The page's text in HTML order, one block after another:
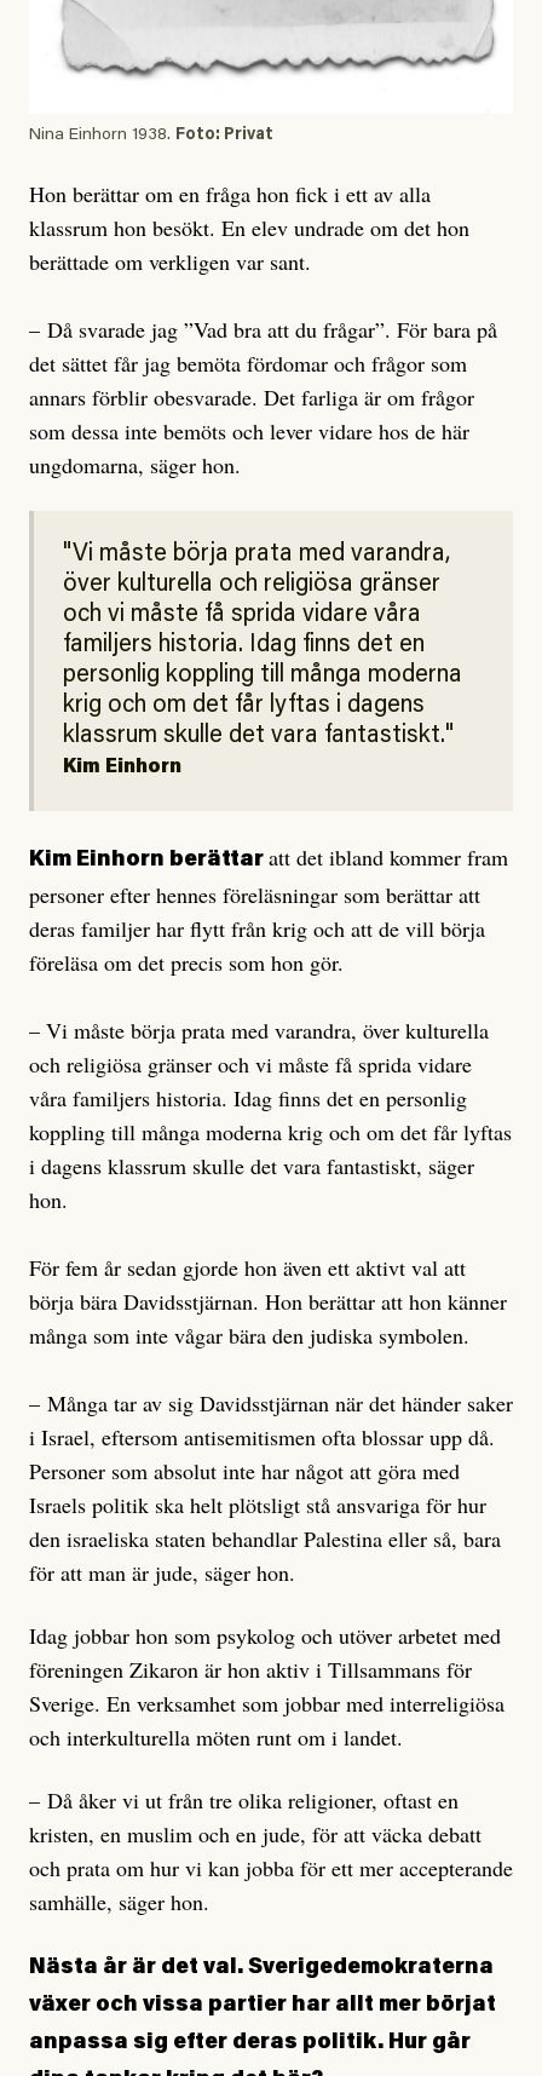
Nina Einhorn 1938. Foto: Privat
Hon berättar om en fråga hon fick i ett av alla
klassrum hon besökt. En elev undrade om det hon
berättade om verkligen var sant.
– Då svarade jag ”Vad bra att du frågar”. För bara på
det sättet får jag bemöta fördomar och frågor som
annars förblir obesvarade. Det farliga är om frågor
som dessa inte bemöts och lever vidare hos de här
ungdomarna, säger hon.
Vi måste börja prata med varandra,
över kulturella och religiösa gränser
och vi måste få sprida vidare våra
familjers historia. Idag finns det en
personlig koppling till många moderna
krig och om det får lyftas i dagens
klassrum skulle det vara fantastiskt.
Kim Einhorn
Kim Einhorn berättar att det ibland kommer fram
personer efter hennes föreläsningar som berättar att
deras familjer har flytt från krig och att de vill börja
föreläsa om det precis som hon gör.
­– Vi måste börja prata med varandra, över kulturella
och religiösa gränser och vi måste få sprida vidare
våra familjers historia. Idag finns det en personlig
koppling till många moderna krig och om det får lyftas
i dagens klassrum skulle det vara fantastiskt, säger
hon.
För fem år sedan gjorde hon även ett aktivt val att
börja bära Davidsstjärnan. Hon berättar att hon känner
många som inte vågar bära den judiska symbolen.
– Många tar av sig Davidsstjärnan när det händer saker
i Israel, eftersom antisemitismen ofta blossar upp då.
Personer som absolut inte har något att göra med
Israels politik ska helt plötsligt stå ansvariga för hur
den israeliska staten behandlar Palestina eller så, bara
för att man är jude, säger hon.
Idag jobbar hon som psykolog och utöver arbetet med
föreningen Zikaron är hon aktiv i Tillsammans för
Sverige. En verksamhet som jobbar med interreligiösa
och interkulturella möten runt om i landet.
– Då åker vi ut från tre olika religioner, oftast en
kristen, en muslim och en jude, för att väcka debatt
och prata om hur vi kan jobba för ett mer accepterande
samhälle, säger hon.
Nästa år är det val. Sverigedemokraterna
växer och vissa partier har allt mer börjat
anpassa sig efter deras politik. Hur går